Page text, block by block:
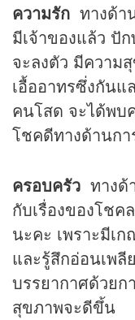
ความรัก ทางด้า
มีเจ้าของแล้ว ปั
จะลงตัว มีความ
เอื้ออาทรซึ่งกัน
คนโสด จะได้พบ
โชคดีทางด้านกา
ครอบครัว ทางด้
กับเรื่องของโชค
นะคะ เพราะมีเ
และรู้สึกอ่อนเพลี
บรรยากาศด้วยก
สุขภาพจะดีขึ้น